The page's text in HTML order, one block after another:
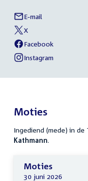
Links
naar
sociale
media
E-mail
Barbara
Kathmann
External
link:
X
van
Barbara
Kathmann
External
link:
Facebook
van
Barbara
Kathmann
External
Instagram
van
Kathmann
Moties
Ingediend (mede) in de
Kathmann.
Moties
30 juni 2026